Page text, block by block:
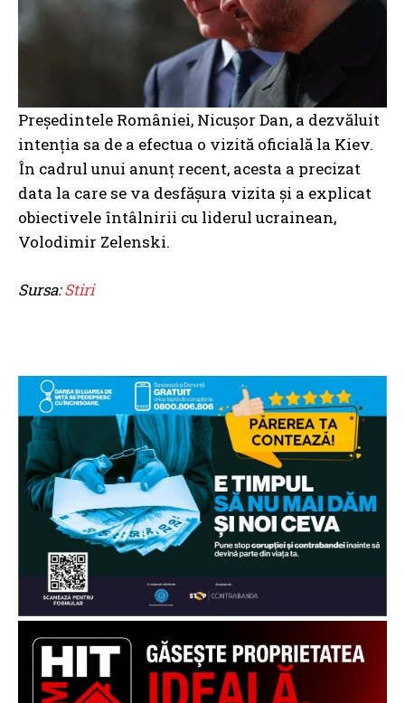
Președintele României, Nicușor Dan, a dezvăluit
intenția sa de a efectua o vizită oficială la Kiev.
În cadrul unui anunț recent, acesta a precizat
data la care se va desfășura vizita și a explicat
obiectivele întâlnirii cu liderul ucrainean,
Volodimir Zelenski.
Sursa:Stiri